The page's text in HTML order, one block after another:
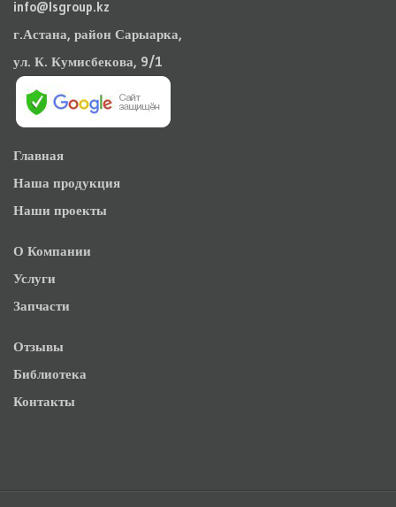
info@lsgroup.kz
г.Астана, район Сарыарка,
ул. К. Кумисбекова, 9/1
Главная
Наша продукция
Наши проекты
О Компании
Услуги
Запчасти
Отзывы
Библиотека
Контакты